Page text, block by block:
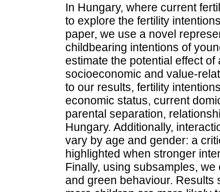
In Hungary, where current
to explore the fertility
paper, we use a novel
childbearing intentions of
estimate the potential effect
socioeconomic and value-
to our results, fertility
economic status, current
parental separation,
Hungary. Additionally,
vary by age and gender: a
highlighted when stronger
Finally, using subsamples,
and green behaviour. Results